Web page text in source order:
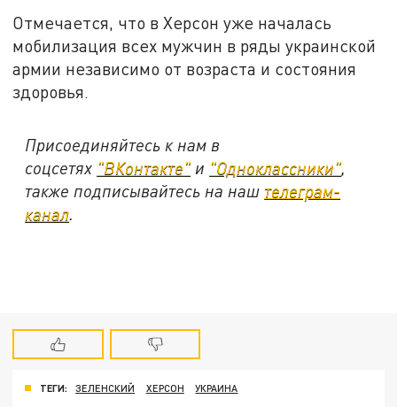
Отмечается, что в Херсон уже началась
мобилизация всех мужчин в ряды украинской
армии независимо от возраста и состояния
здоровья.
Присоединяйтесь к нам в
соцсетях "ВКонтакте" и "Одноклассники",
также подписывайтесь на наш телеграм-
канал.
ТЕГИ: ЗЕЛЕНСКИЙ ХЕРСОН УКРАИНА